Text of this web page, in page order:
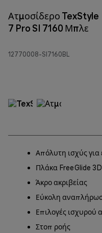
Ατμοσίδερο TexStyle
7 Pro SI 7160 Μπλε
12770008-SI7160BL
Απόλυτη ισχύς για
Πλάκα FreeGlide
Άκρο ακριβείας
Εύκολη
Επιλογές ισχυρού
Στοπ ροής